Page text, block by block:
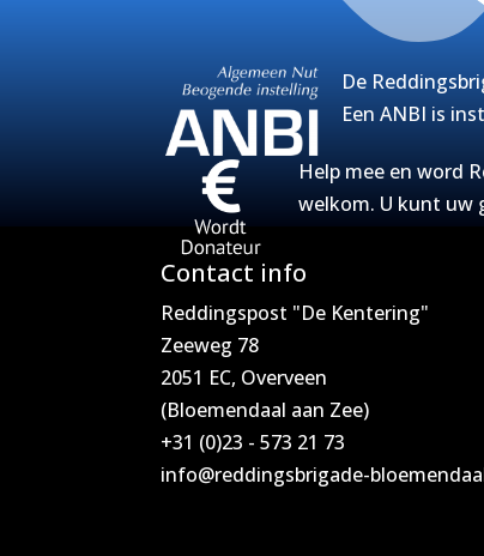
De
Een ANBI is
Help mee en word
welkom. U kunt uw
Contact info
Reddingspost "De Kentering"
Zeeweg 78
2051 EC, Overveen
(Bloemendaal aan Zee)
+31 (0)23 - 573 21 73
info@reddingsbrigade-